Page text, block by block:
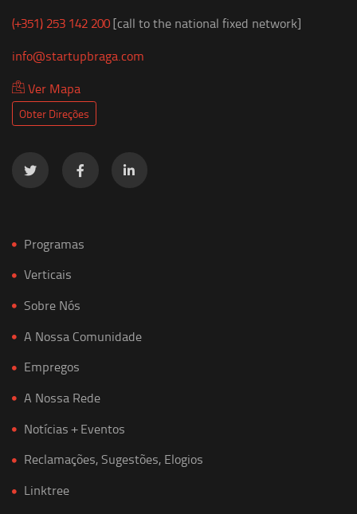
(+351) 253 142 200[call to the national fixed network]
info@startupbraga.com
Ver Mapa
Obter Direções
Programas
Verticais
Sobre Nós
A Nossa Comunidade
Empregos
A Nossa Rede
Notícias + Eventos
Reclamações, Sugestões, Elogios
Linktree